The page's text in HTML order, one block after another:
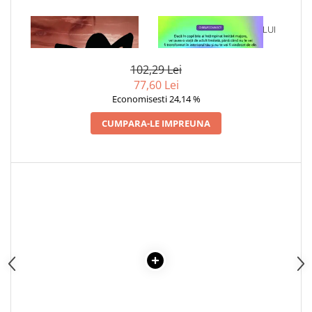
1 x DORINTA
1 x VINDECAREA COPILULUI
INTERIOR
102,29 Lei
77,60 Lei
Economisesti 24,14 %
CUMPARA-LE IMPREUNA